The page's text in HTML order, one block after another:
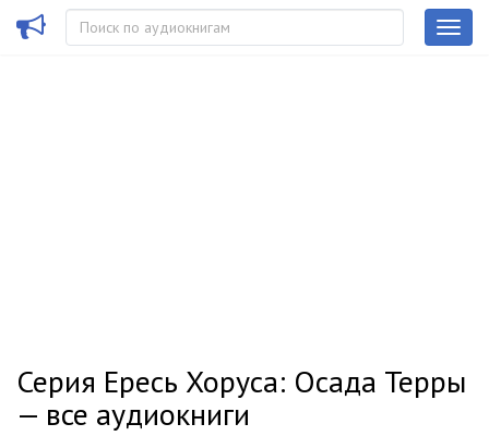
Серия Ересь Хоруса: Осада Терры
— все аудиокниги